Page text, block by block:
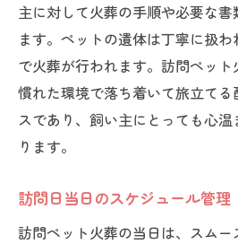
当日の心構えと準備物
火葬後の手続きと注意
ペット火葬をスムーズ
心温まるお別れを実現
心温まるペット火葬のため
心のこもった火葬を計画
訪問ペット火葬での個
主に対して火葬の手順や必要な書
ます。ペットの遺体は丁寧に扱
で火葬が行われます。訪問ペッ
慣れた環境で落ち着いて旅立て
スであり、飼い主にとっても心
ります。
訪問日当日のスケジュール管理
訪問ペット火葬の当日は、スム